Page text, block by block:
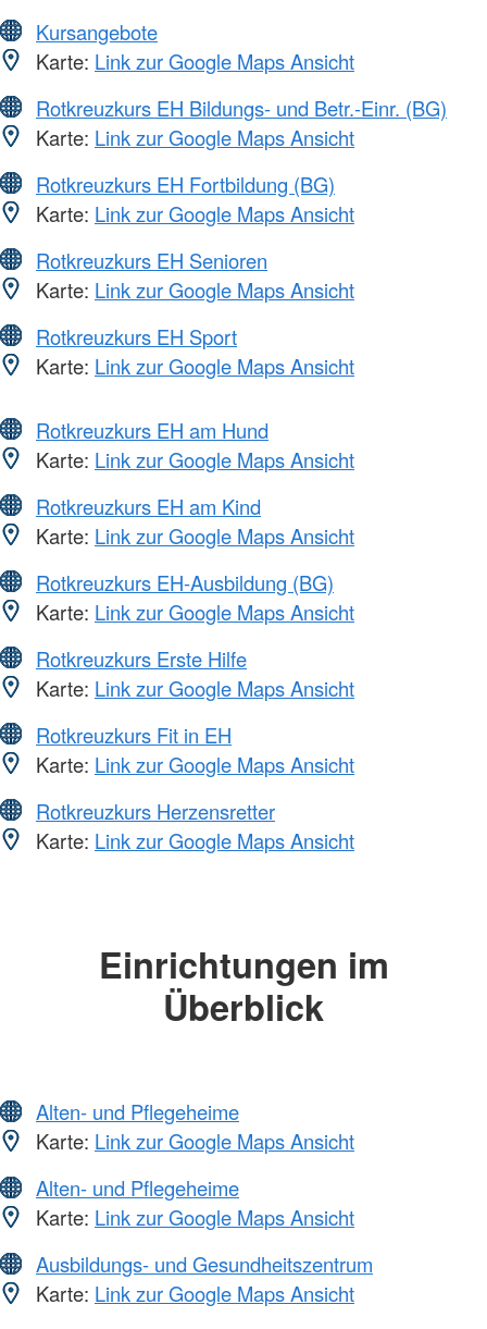
Kursangebote
Karte: Link zur Google Maps Ansicht
Rotkreuzkurs EH Bildungs- und Betr.-Einr. (BG)
Karte: Link zur Google Maps Ansicht
Rotkreuzkurs EH Fortbildung (BG)
Karte: Link zur Google Maps Ansicht
Rotkreuzkurs EH Senioren
Karte: Link zur Google Maps Ansicht
Rotkreuzkurs EH Sport
Karte: Link zur Google Maps Ansicht
Rotkreuzkurs EH am Hund
Karte: Link zur Google Maps Ansicht
Rotkreuzkurs EH am Kind
Karte: Link zur Google Maps Ansicht
Rotkreuzkurs EH-Ausbildung (BG)
Karte: Link zur Google Maps Ansicht
Rotkreuzkurs Erste Hilfe
Karte: Link zur Google Maps Ansicht
Rotkreuzkurs Fit in EH
Karte: Link zur Google Maps Ansicht
Rotkreuzkurs Herzensretter
Karte: Link zur Google Maps Ansicht
Einrichtungen im
Überblick
Alten- und Pflegeheime
Karte: Link zur Google Maps Ansicht
Alten- und Pflegeheime
Karte: Link zur Google Maps Ansicht
Ausbildungs- und Gesundheitszentrum
Karte: Link zur Google Maps Ansicht